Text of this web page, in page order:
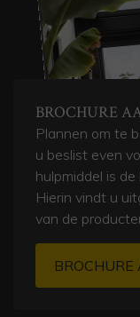
BROCHURE
Plannen om te
u beslist even
hulpmiddel is
Hierin vindt u
van de